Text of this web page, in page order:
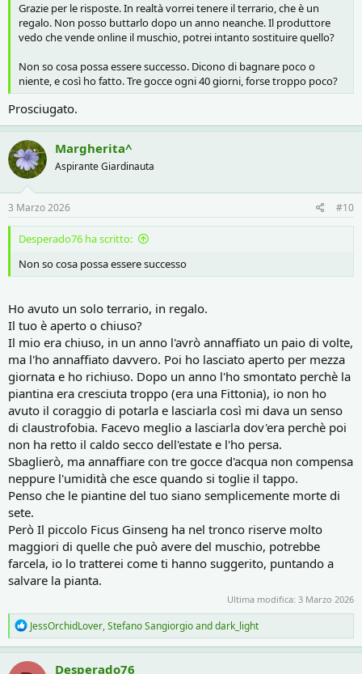
Grazie per le risposte. In realtà vorrei tenere il terrario, che è un
regalo. Non posso buttarlo dopo un anno neanche. Il produttore
vedo che vende online il muschio, potrei intanto sostituire quello?
Non so cosa possa essere successo. Dicono di bagnare poco o
niente, e così ho fatto. Tre gocce ogni 40 giorni, forse troppo poco?
Prosciugato.
Margherita^
Aspirante Giardinauta
3 Marzo 2026 #10
Desperado76 ha scritto:
Non so cosa possa essere successo
Ho avuto un solo terrario, in regalo.
Il tuo è aperto o chiuso?
Il mio era chiuso, in un anno l'avrò annaffiato un paio di volte,
ma l'ho annaffiato davvero. Poi ho lasciato aperto per mezza
giornata e ho richiuso. Dopo un anno l'ho smontato perchè la
piantina era cresciuta troppo (era una Fittonia), io non ho
avuto il coraggio di potarla e lasciarla così mi dava un senso
di claustrofobia. Facevo meglio a lasciarla dov'era perchè poi
non ha retto il caldo secco dell'estate e l'ho persa.
Sbaglierò, ma annaffiare con tre gocce d'acqua non compensa
neppure l'umidità che esce quando si toglie il tappo.
Penso che le piantine del tuo siano semplicemente morte di
sete.
Però Il piccolo Ficus Ginseng ha nel tronco riserve molto
maggiori di quelle che può avere del muschio, potrebbe
farcela, io lo tratterei come ti hanno suggerito, puntando a
salvare la pianta.
Ultima modifica: 3 Marzo 2026
R
e
a
c
JessOrchidLover,Stefano Sangiorgioanddark_light
Desperado76